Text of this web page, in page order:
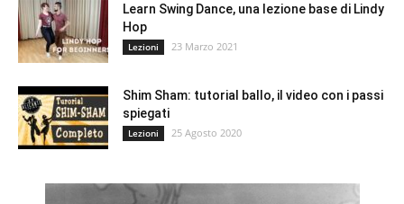
Learn Swing Dance, una lezione base di Lindy
Hop
Lezioni 23 Marzo 2021
Shim Sham: tutorial ballo, il video con i passi
spiegati
Lezioni 25 Agosto 2020